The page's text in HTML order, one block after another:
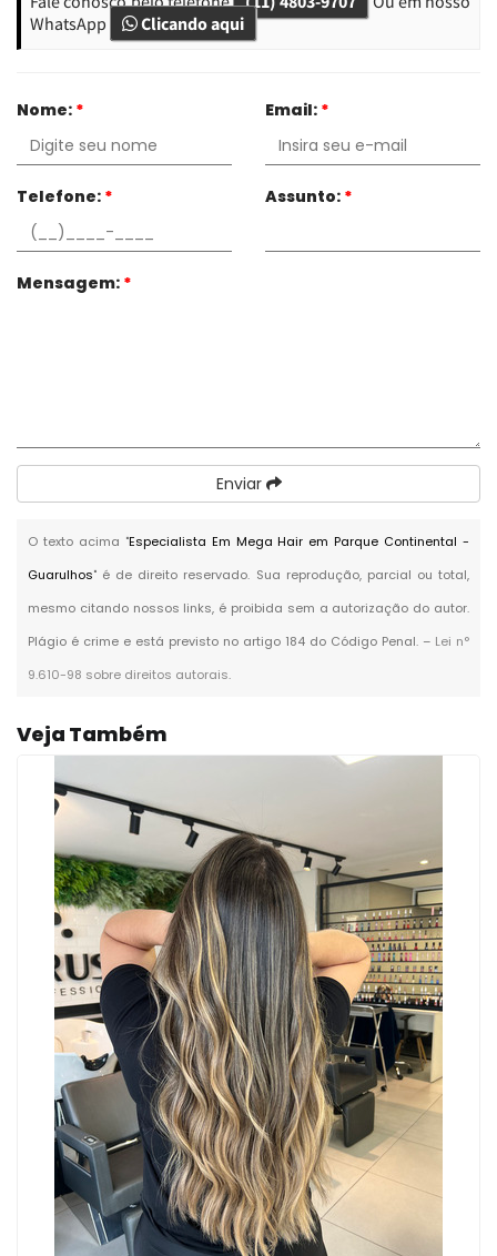
WhatsApp
Clicando aqui
Nome: * Email: *
Telefone: * Assunto: *
Mensagem: *
Enviar
O texto acima "Especialista Em Mega Hair em Parque Continental -
Guarulhos" é de direito reservado. Sua reprodução, parcial ou total,
mesmo citando nossos links, é proibida sem a autorização do autor.
Plágio é crime e está previsto no artigo 184 do Código Penal. – Lei n°
9.610-98 sobre direitos autorais.
Veja Também